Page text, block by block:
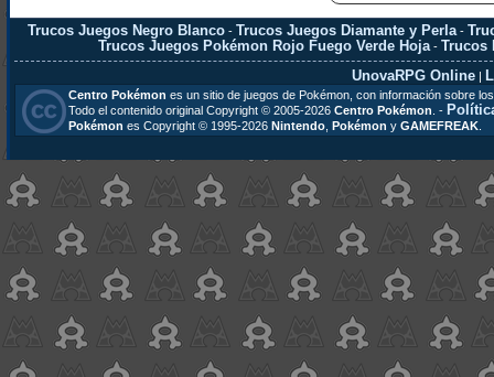
Trucos Juegos Negro Blanco -Trucos Juegos Diamante y Perla -
Trucos Juegos Pokémon Rojo Fuego Verde Hoja -Trucos
UnovaRPG Online |
Centro Pokémon es un sitio de juegos de Pokémon, con información sobre
Todo el contenido original Copyright © 2005-2026 Centro Pokémon . -
Pokémon es Copyright © 1995-2026 Nintendo, Pokémon y GAMEFREAK.